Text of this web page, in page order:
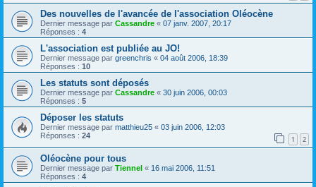
Des nouvelles de l'avancée de l'association Oléocène
Dernier message par Cassandre « 07 janv. 2007, 20:17
Réponses : 4
L'association est publiée au JO!
Dernier message par greenchris « 04 août 2006, 18:39
Réponses : 10
Les statuts sont déposés
Dernier message par Cassandre « 30 juin 2006, 00:03
Réponses : 5
Déposer les statuts
Dernier message par matthieu25 « 03 juin 2006, 12:03
Réponses : 24 1 2
Oléocène pour tous
Dernier message par Tiennel « 16 mai 2006, 11:51
Réponses : 4